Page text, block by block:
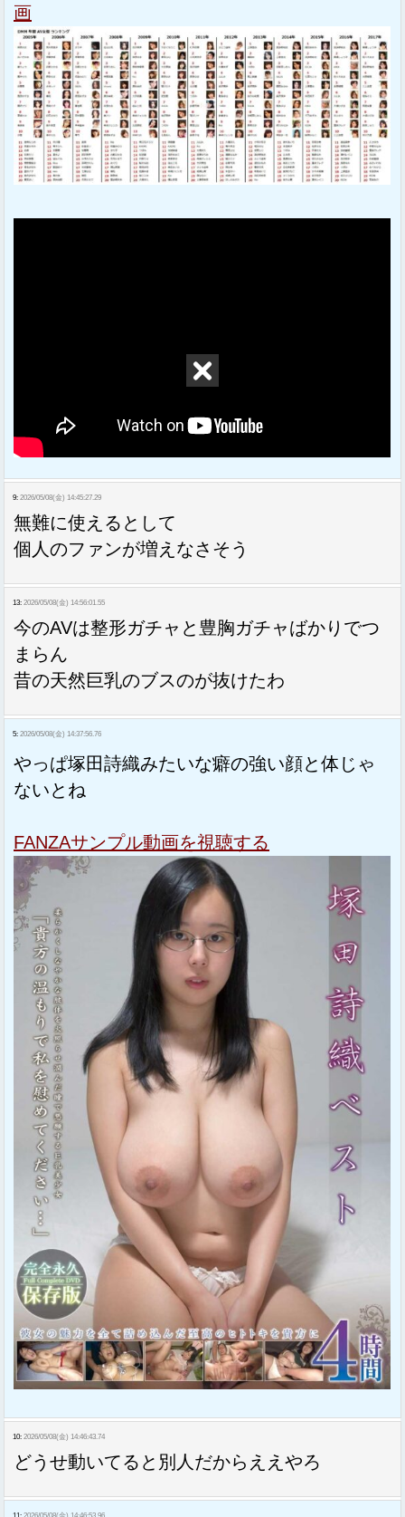
画
9: 2026/05/08(金) 14:45:27.29
無難に使えるとして
個人のファンが増えなさそう
13: 2026/05/08(金) 14:56:01.55
今のAVは整形ガチャと豊胸ガチャばかりでつ
まらん
昔の天然巨乳のブスのが抜けたわ
5: 2026/05/08(金) 14:37:56.76
やっぱ塚田詩織みたいな癖の強い顔と体じゃ
ないとね
FANZAサンプル動画を視聴する
10: 2026/05/08(金) 14:46:43.74
どうせ動いてると別人だからええやろ